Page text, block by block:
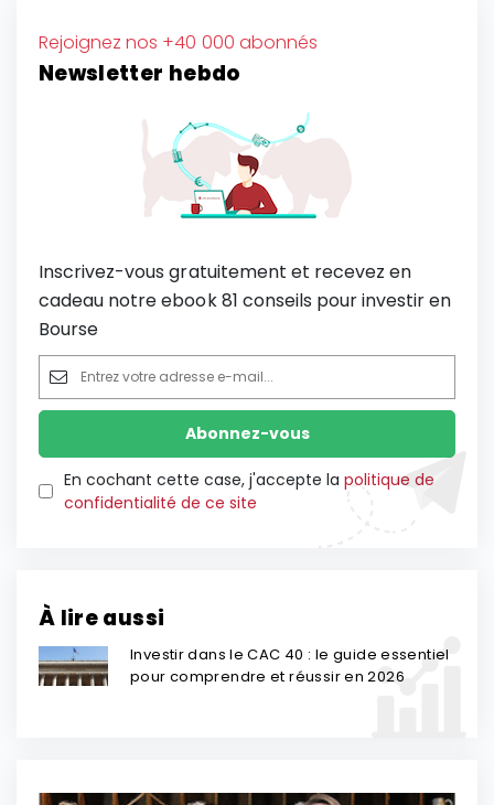
Rejoignez nos +40 000 abonnés
Newsletter hebdo
Inscrivez-vous gratuitement et recevez en
cadeau notre ebook 81 conseils pour investir en
Bourse
En cochant cette case, j'accepte la politique de
confidentialité de ce site
À lire aussi
Investir dans le CAC 40 : le guide essentiel
pour comprendre et réussir en 2026